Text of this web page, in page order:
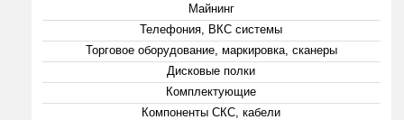
Майнинг
Телефония, ВКС системы
Торговое оборудование, маркировка, сканеры
Дисковые полки
Комплектующие
Компоненты СКС, кабели